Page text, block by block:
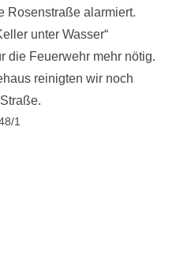
Rosenstraße alarmiert.
unter Wasser“
die Feuerwehr mehr nötig.
reinigten wir noch
1